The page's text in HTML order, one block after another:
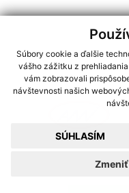
Súbory cookie a ďalšie
vášho zážitku z
vám zobrazovali
návštevnosti našich
SÚHLASÍM